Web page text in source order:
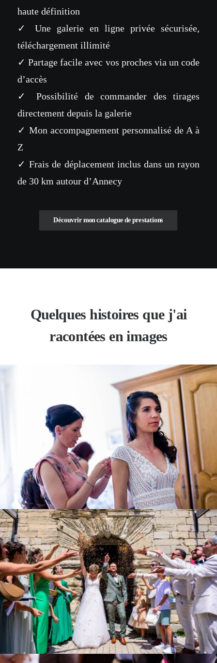
haute définition
✓ Une galerie en ligne privée sécurisée,
téléchargement illimité
✓ Partage facile avec vos proches via un code
d’accès
✓ Possibilité de commander des tirages
directement depuis la galerie
✓ Mon accompagnement personnalisé de A à
Z
✓ Frais de déplacement inclus dans un rayon
de 30 km autour d’Annecy
Découvrir mon catalogue de prestations
Quelques histoires que j'ai
racontées en images